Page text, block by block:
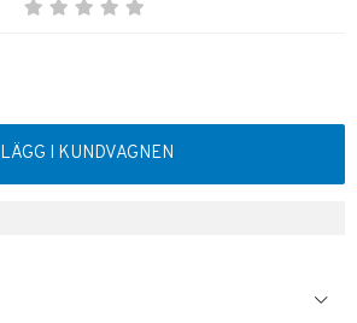
LÄGG I KUNDVAGNEN